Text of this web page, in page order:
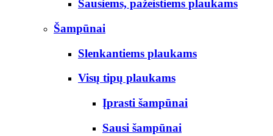
Sausiems, pažeistiems plaukams
Šampūnai
Slenkantiems plaukams
Visų tipų plaukams
Įprasti šampūnai
Sausi šampūnai